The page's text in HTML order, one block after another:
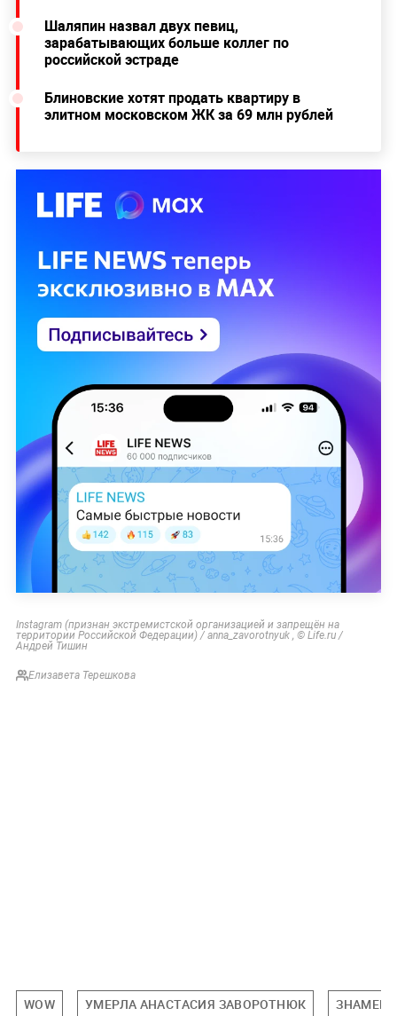
Шаляпин назвал двух певиц,
зарабатывающих больше коллег по
российской эстраде
Блиновские хотят продать квартиру в
элитном московском ЖК за 69 млн рублей
Instagram (признан экстремистской организацией и запрещён на
территории Российской Федерации) / anna_zavorotnyuk , © Life.ru /
Андрей Тишин
Елизавета Терешкова
WOW УМЕРЛА АНАСТАСИЯ ЗАВОРОТНЮК